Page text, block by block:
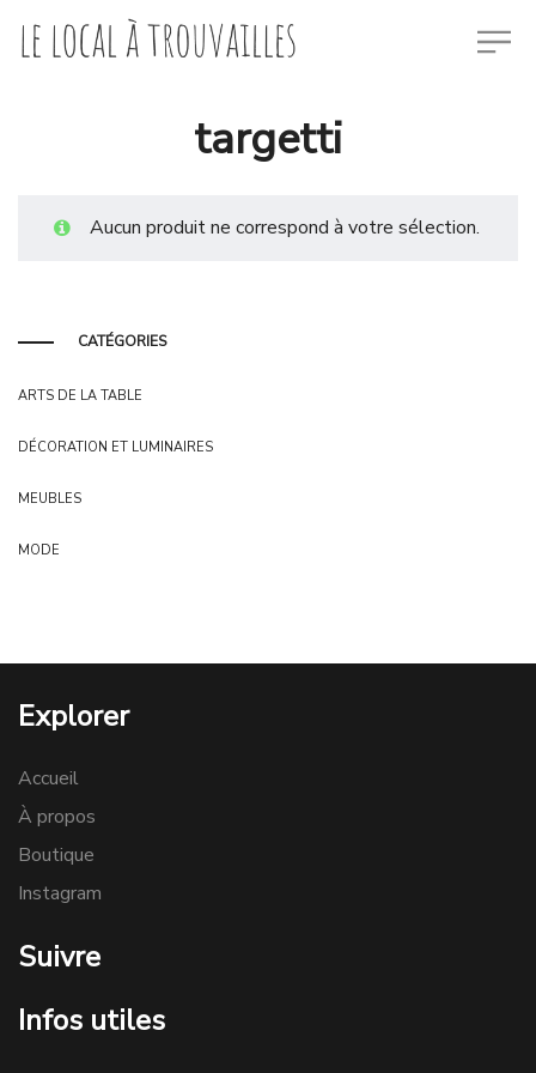
targetti
Aucun produit ne correspond à votre sélection.
CATÉGORIES
ARTS DE LA TABLE
DÉCORATION ET LUMINAIRES
MEUBLES
MODE
Explorer
Accueil
À propos
Boutique
Instagram
Suivre
Infos utiles